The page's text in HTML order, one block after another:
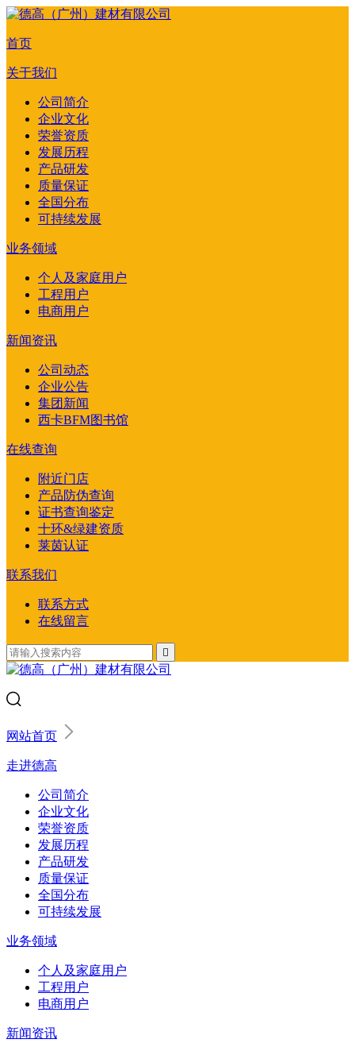
首页
关于我们
公司简介
企业文化
荣誉资质
发展历程
产品研发
质量保证
全国分布
可持续发展
业务领域
个人及家庭用户
工程用户
电商用户
新闻资讯
公司动态
企业公告
集团新闻
西卡BFM图书馆
在线查询
附近门店
产品防伪查询
证书查询鉴定
十环&绿建资质
莱茵认证
联系我们
联系方式
在线留言

网站首页
走进德高
公司简介
企业文化
荣誉资质
发展历程
产品研发
质量保证
全国分布
可持续发展
业务领域
个人及家庭用户
工程用户
电商用户
新闻资讯